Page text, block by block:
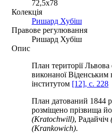
72,5x78
Колекція
Ришард Хубіш
Правове регулювання
Ришард Хубіш
Опис
План території
виконаної Віденським
інститутом [12], c. 228
План датований 1844
розміщено прізвища
(Kratochwill), Радайчіч
(Krankowich).